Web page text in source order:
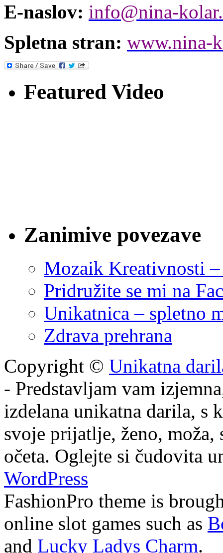
E-naslov: info@nina-
Spletna stran: www.nina-
Featured Video
Zanimive povezave
Mozaik Kreativnosti
Pridružite se mi na
Unikatnica – spletno
Zdrava prehrana
Copyright © Unikatna
- Predstavljam vam
izdelana unikatna darila, s
svoje prijatlje, ženo, moža,
očeta. Oglejte si čudovita
WordPress
FashionPro theme is
online slot games such as
and Lucky Ladys Charm.